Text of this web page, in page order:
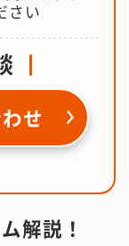
さい
せ
解説！